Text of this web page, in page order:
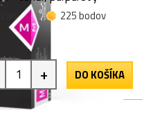
225 bodov
+ DO KOŠÍKA